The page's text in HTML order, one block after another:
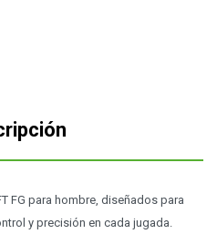
FG para hombre, diseñados para
y precisión en cada jugada.